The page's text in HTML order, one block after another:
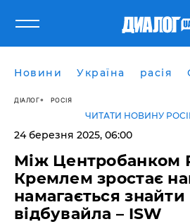
Новини Україна расія
ДІАЛОГ РОСІЯ
ЧИТАТИ НОВИНУ
24 березня 2025, 06:00
Між Центробанком
Кремлем зростає
намагається знайти
відбувайла – ISW